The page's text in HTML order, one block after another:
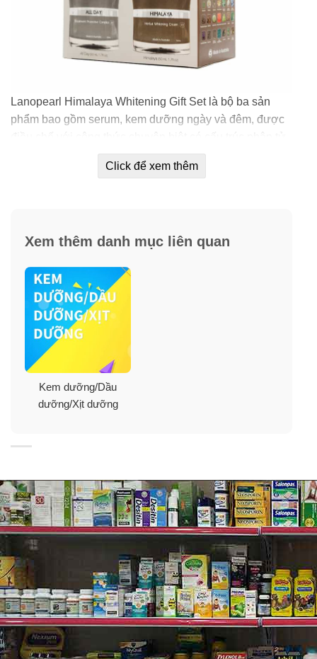
Lanopearl Himalaya Whitening Gift Set là bộ ba sản
phẩm bao gồm serum, kem dưỡng ngày và đêm, được
nhỏ hơn lỗ chân lông. Chúng nhanh chóng thấm sâu
vào ba lớp biểu bì, thân bì cùng hạ bì, nuôi dưỡng và
Huyết thanh trắng da Lanopearl White Swan Serum
– Tinh chất đậm đặc làm trắng da rạng rỡ. Serum này
chứa Retinol 15D (vitamin A tự nhiên) và ODA trắng
giúp tẩy tế bào chết nhẹ nhàng, làm mới và làm sáng
da. Nó cũng giúp làm giảm tổng hợp melanin (sắc tố da)
do đó giảm thiểu sự đổi màu, sắc tố đen, đốm đồi mồi.
Huyết thanh White Swan Whitening Serum giúp loại bỏ
những khiếm khuyết sắc da. Và khi bạn sử dụng
Click để xem thêm
Xem thêm danh mục liên quan
Kem dưỡng/Dầu
dưỡng/Xịt dưỡng